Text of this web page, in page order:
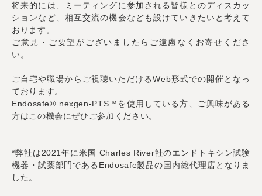
将来的には、ミーティングに参加される皆様とのディスカッ
ションなど、相互交流の機会なども設けていきたいと考えて
おります。
ご意見・ご要望がございましたらご遠慮なくお寄せくださ
い。
ご自宅や職場からご視聴いただけるWeb形式での開催となっ
ております。
Endosafe® nexgen-PTS™を使用している方、ご興味がある
方はこの機会にぜひご参加ください。
*弊社は2021年に米国 Charles River社のエンドトキシン試験
機器・試薬部門であるEndosafe製品の国内総代理店となりま
した。